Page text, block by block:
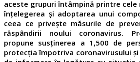
aceste grupuri întâmpină printre
înțelegerea și adoptarea unui
ceea ce privește măsurile de
răspândirii noului coronavirus.
propune susținerea a 1,500 de
protecția împotriva coronavirusului